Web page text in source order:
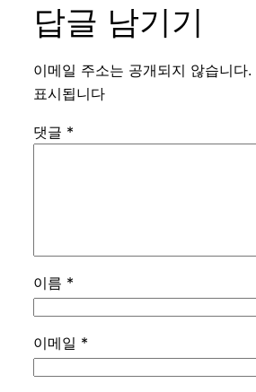
답글 남기기
이메일 주소는 공개되지 않습니다.
표시됩니다
댓글 *
이름 *
이메일 *